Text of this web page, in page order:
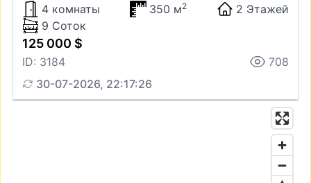
4 комнаты
350 м2
2 Этажей
9 Соток
125 000 $
ID: 3184
708
30-07-2026, 22:17:26